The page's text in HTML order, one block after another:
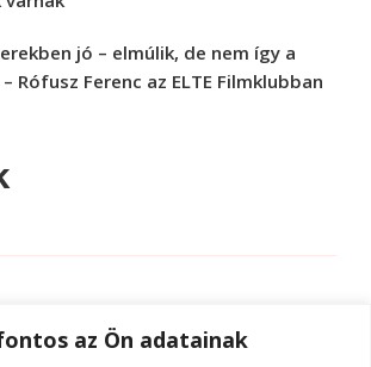
az Ön adatainak
jó – elmúlik, de nem így a
Rófusz Ferenc az ELTE Filmklubban